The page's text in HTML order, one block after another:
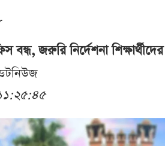
বন্ধ, জরুরি নির্দেশনা শিক্ষার্থীদের